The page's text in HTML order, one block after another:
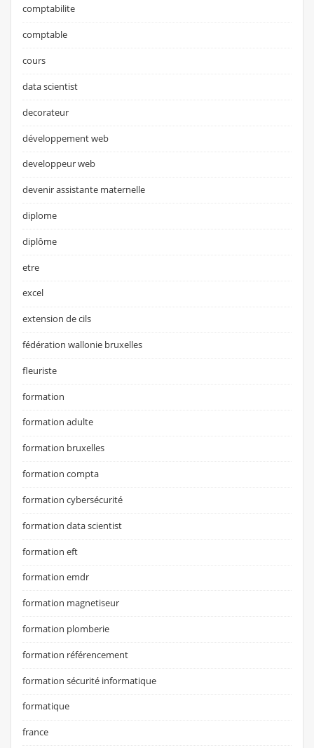
comptabilite
comptable
cours
data scientist
decorateur
développement web
developpeur web
devenir assistante maternelle
diplome
diplôme
etre
excel
extension de cils
fédération wallonie bruxelles
fleuriste
formation
formation adulte
formation bruxelles
formation compta
formation cybersécurité
formation data scientist
formation eft
formation emdr
formation magnetiseur
formation plomberie
formation référencement
formation sécurité informatique
formatique
france